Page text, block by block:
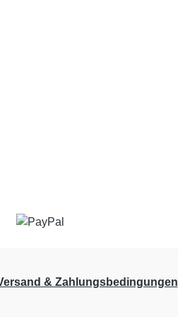
& Zahlungsbedingungen